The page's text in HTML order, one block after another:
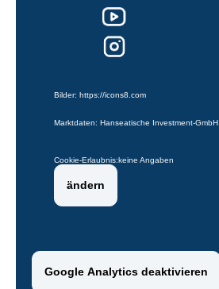
Bilder: https://icons8.com
Marktdaten: Hanseatische Investment-GmbH.
Cookie-Erlaubnis:keine Angaben
ändern
Google Analytics deaktivieren